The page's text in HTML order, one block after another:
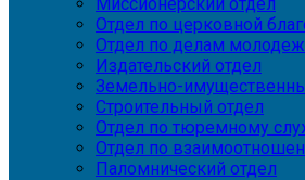
Отдел по церковной
Отдел по делам
Издательский отдел
Земельно-
Строительный отдел
Отдел по тюремному
Отдел по
Паломнический отдел